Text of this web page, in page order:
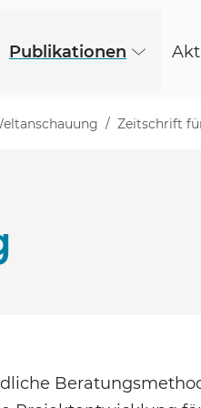
Publikationen
Zeitschrift